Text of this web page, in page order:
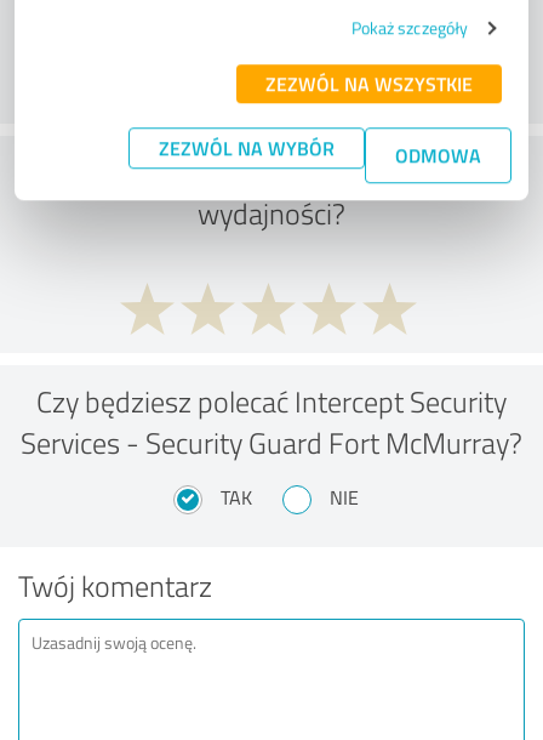
Pokaż szczegóły
ZEZWÓL NA WSZYSTKIE
ZEZWÓL NA WYBÓR ODMOWA
Co sądzisz o stosunku ceny do
wydajności?
Czy będziesz polecać Intercept Security
Services - Security Guard Fort McMurray?
TAK NIE
Twój komentarz